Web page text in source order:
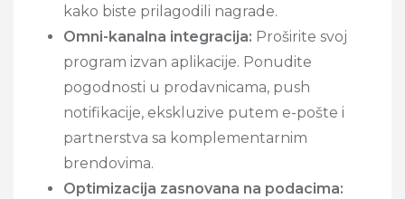
kako biste prilagodili nagrade.
Omni-kanalna integracija: Proširite svoj
program izvan aplikacije. Ponudite
pogodnosti u prodavnicama, push
notifikacije, ekskluzive putem e-pošte i
partnerstva sa komplementarnim
brendovima.
Optimizacija zasnovana na podacima: